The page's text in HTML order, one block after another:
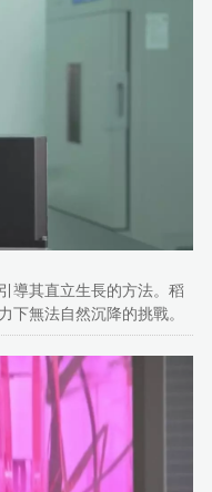
導其直立生長的方法。稻
下無法自然沉降的挑戰。